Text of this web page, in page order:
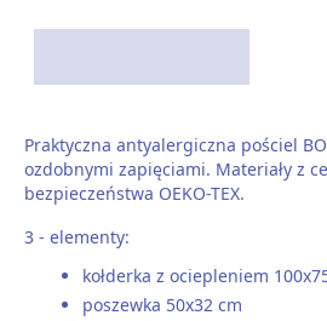
Praktyczna antyalergiczna pościel
ozdobnymi zapięciami. Materiały z
bezpieczeństwa OEKO-TEX.
3 - elementy:
kołderka z ociepleniem
poszewka 50x32 cm